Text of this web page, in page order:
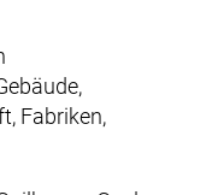
Fabriken,